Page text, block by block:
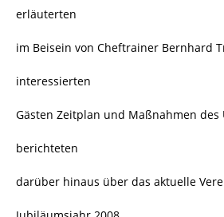
erläuterten
im Beisein von Cheftrainer Bernhard
interessierten
Gästen Zeitplan und Maßnahmen des
berichteten
darüber hinaus über das aktuelle